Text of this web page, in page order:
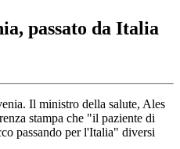
passato da Italia
Il ministro della salute, Ales
stampa che "il paziente di
passando per l'Italia" diversi